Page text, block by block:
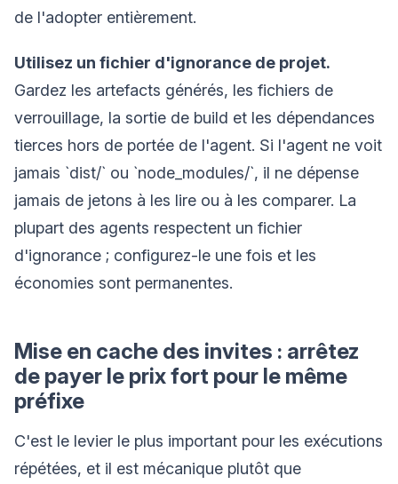
de l'adopter entièrement.
Utilisez un fichier d'ignorance de projet.
Gardez les artefacts générés, les fichiers de
verrouillage, la sortie de build et les dépendances
tierces hors de portée de l'agent. Si l'agent ne voit
jamais `dist/` ou `node_modules/`, il ne dépense
jamais de jetons à les lire ou à les comparer. La
plupart des agents respectent un fichier
d'ignorance ; configurez-le une fois et les
économies sont permanentes.
Mise en cache des invites : arrêtez
de payer le prix fort pour le même
préfixe
C'est le levier le plus important pour les exécutions
répétées, et il est mécanique plutôt que